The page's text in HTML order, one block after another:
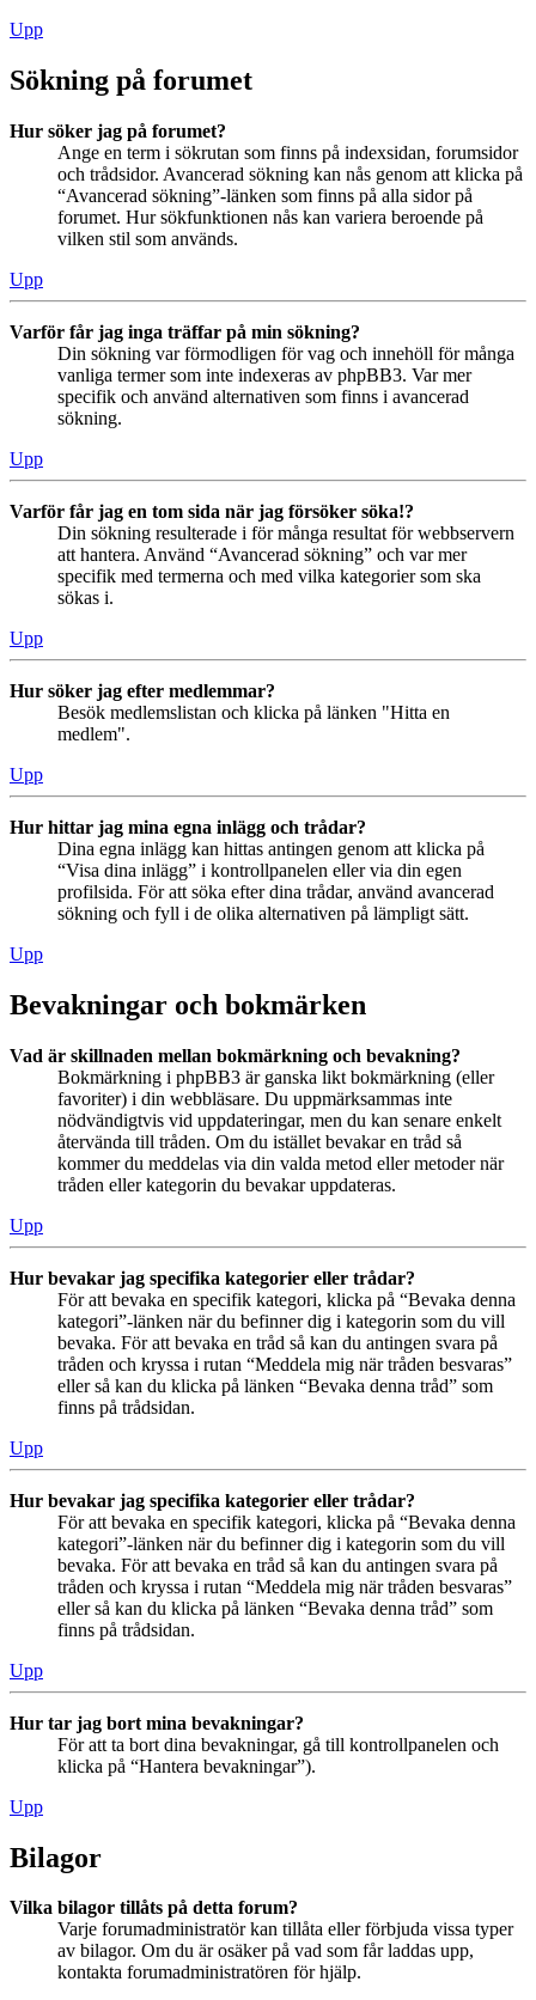
Upp
Sökning på forumet
Hur söker jag på forumet?
Ange en term i sökrutan som finns på indexsidan, forumsidor
och trådsidor. Avancerad sökning kan nås genom att klicka på
“Avancerad sökning”-länken som finns på alla sidor på
forumet. Hur sökfunktionen nås kan variera beroende på
vilken stil som används.
Upp
Varför får jag inga träffar på min sökning?
Din sökning var förmodligen för vag och innehöll för många
vanliga termer som inte indexeras av phpBB3. Var mer
specifik och använd alternativen som finns i avancerad
sökning.
Upp
Varför får jag en tom sida när jag försöker söka!?
Din sökning resulterade i för många resultat för webbservern
att hantera. Använd “Avancerad sökning” och var mer
specifik med termerna och med vilka kategorier som ska
sökas i.
Upp
Hur söker jag efter medlemmar?
Besök medlemslistan och klicka på länken "Hitta en
medlem".
Upp
Hur hittar jag mina egna inlägg och trådar?
Dina egna inlägg kan hittas antingen genom att klicka på
“Visa dina inlägg” i kontrollpanelen eller via din egen
profilsida. För att söka efter dina trådar, använd avancerad
sökning och fyll i de olika alternativen på lämpligt sätt.
Upp
Bevakningar och bokmärken
Vad är skillnaden mellan bokmärkning och bevakning?
Bokmärkning i phpBB3 är ganska likt bokmärkning (eller
favoriter) i din webbläsare. Du uppmärksammas inte
nödvändigtvis vid uppdateringar, men du kan senare enkelt
återvända till tråden. Om du istället bevakar en tråd så
kommer du meddelas via din valda metod eller metoder när
tråden eller kategorin du bevakar uppdateras.
Upp
Hur bevakar jag specifika kategorier eller trådar?
För att bevaka en specifik kategori, klicka på “Bevaka denna
kategori”-länken när du befinner dig i kategorin som du vill
bevaka. För att bevaka en tråd så kan du antingen svara på
tråden och kryssa i rutan “Meddela mig när tråden besvaras”
eller så kan du klicka på länken “Bevaka denna tråd” som
finns på trådsidan.
Upp
Hur bevakar jag specifika kategorier eller trådar?
För att bevaka en specifik kategori, klicka på “Bevaka denna
kategori”-länken när du befinner dig i kategorin som du vill
bevaka. För att bevaka en tråd så kan du antingen svara på
tråden och kryssa i rutan “Meddela mig när tråden besvaras”
eller så kan du klicka på länken “Bevaka denna tråd” som
finns på trådsidan.
Upp
Hur tar jag bort mina bevakningar?
För att ta bort dina bevakningar, gå till kontrollpanelen och
klicka på “Hantera bevakningar”).
Upp
Bilagor
Vilka bilagor tillåts på detta forum?
Varje forumadministratör kan tillåta eller förbjuda vissa typer
av bilagor. Om du är osäker på vad som får laddas upp,
kontakta forumadministratören för hjälp.